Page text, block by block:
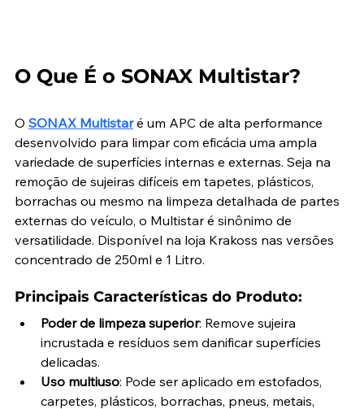
O Que É o SONAX Multistar?
O SONAX Multistar é um APC de alta performance
desenvolvido para limpar com eficácia uma ampla
variedade de superfícies internas e externas. Seja na
remoção de sujeiras difíceis em tapetes, plásticos,
borrachas ou mesmo na limpeza detalhada de partes
externas do veículo, o Multistar é sinônimo de
versatilidade. Disponível na loja Krakoss nas versões
concentrado de 250ml e 1 Litro.
Principais Características do Produto:
Poder de limpeza superior: Remove sujeira
incrustada e resíduos sem danificar superfícies
delicadas.
Uso multiuso: Pode ser aplicado em estofados,
carpetes, plásticos, borrachas, pneus, metais,